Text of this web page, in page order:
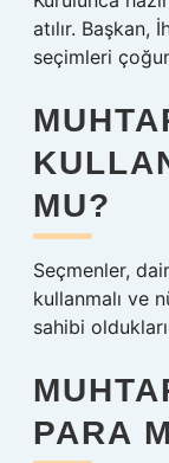
atılır.
seçimleri
MU?
Seçmenler,
kullanmalı ve
sahibi
PARA